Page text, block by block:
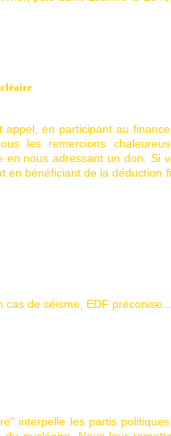
en participant au
les remercions
nous adressant un don. Si
bénéficiant de la déduction
de séisme, EDF
interpelle les partis politiques